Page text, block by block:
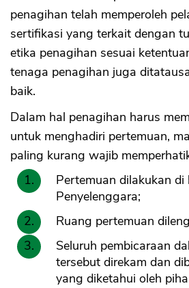
penagihan telah memperoleh
sertifikasi yang terkait dengan
etika penagihan sesuai
tenaga penagihan juga
baik.
Dalam hal penagihan harus
untuk menghadiri pertemuan,
paling kurang wajib
Pertemuan dilakukan di
Penyelenggara;
Ruang pertemuan
Seluruh pembicaraan
tersebut direkam dan
yang diketahui oleh